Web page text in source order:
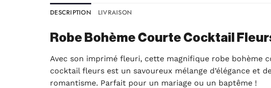
DESCRIPTION LIVRAISON
Robe Bohème Courte Cocktail
Avec son imprimé fleuri, cette magnifique robe bohème
cocktail fleurs est un savoureux mélange d’élégance et
romantisme. Parfait pour un mariage ou un baptême !